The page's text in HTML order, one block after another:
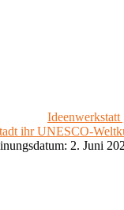
Ideenwerkstatt
ihr UNESCO-
2. Juni